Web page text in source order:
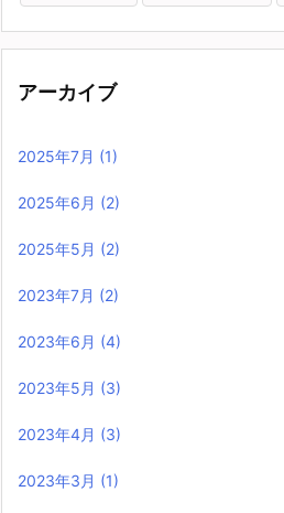
アーカイブ
2025年7月 (1)
2025年6月 (2)
2025年5月 (2)
2023年7月 (2)
2023年6月 (4)
2023年5月 (3)
2023年4月 (3)
2023年3月 (1)